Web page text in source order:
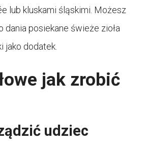
lub kluskami śląskimi. Możesz
dania posiekane świeże zioła
jako dodatek.
jak zrobić
udziec